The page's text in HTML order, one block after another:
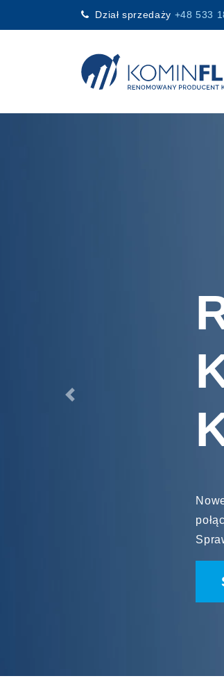
Dział sprzedaży +48 533
Main Navigation
Previous